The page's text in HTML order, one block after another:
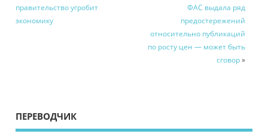
правительство угробит
экономику
ФАС выдала ряд
предостережений
относительно публикаций
по росту цен — может быть
сговор»
ПЕРЕВОДЧИК